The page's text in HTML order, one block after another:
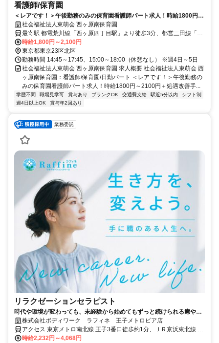
看護師/保育園
＜レアです！＞午後勤務のみの保育園看護師パート求人！時給1800円～
2100円＋処遇改善手当・賞与あり★【北区、保育園、西ヶ原四丁目駅、
看護師、日勤パート】
社会福祉法人東萌会 西ヶ原南保育園
最寄駅 都電荒川線「西ヶ原四丁目駅」より徒歩3分、都営三田線「西
巣鴨駅」徒歩10分、地下鉄南北線「西ヶ原駅」徒歩12分
時給1,800円～2,100円
東京都東京23区北区
勤務時間 14:45～17:45、15:00～18:00（休憩なし） ※週4日～5日
社会福祉法人東萌会 西ヶ原南保育園 求人概要 社会福祉法人東萌会 西
ヶ原南保育園：看護師/保育園/日勤パート ＜レアです！＞午後勤務の
みの保育園看護師パート求人！時給1800円～2100円＋処遇改善手...
学歴不問 職場見学可 賞与あり ブランクOK 交通費支給 駅近5分以内
シフト制
週4日以上OK
賞与年2回あり
業務委託
リラクゼーションセラピスト
時代や環境が変わっても、未経験から始めてもずっと続けられる癒やし
の仕事。手に職を身につけて、生き方を変えよう。
株式会社ボディワーク ラフィネ 王子メトロピア店
アクセス 東京メトロ南北線 王子3番口徒歩約1分、ＪＲ京浜東北線 王
子北口徒歩約2分、都電荒川線 王子駅前北口(東)徒歩約3分 最寄駅：
時給2,232円～4,068円